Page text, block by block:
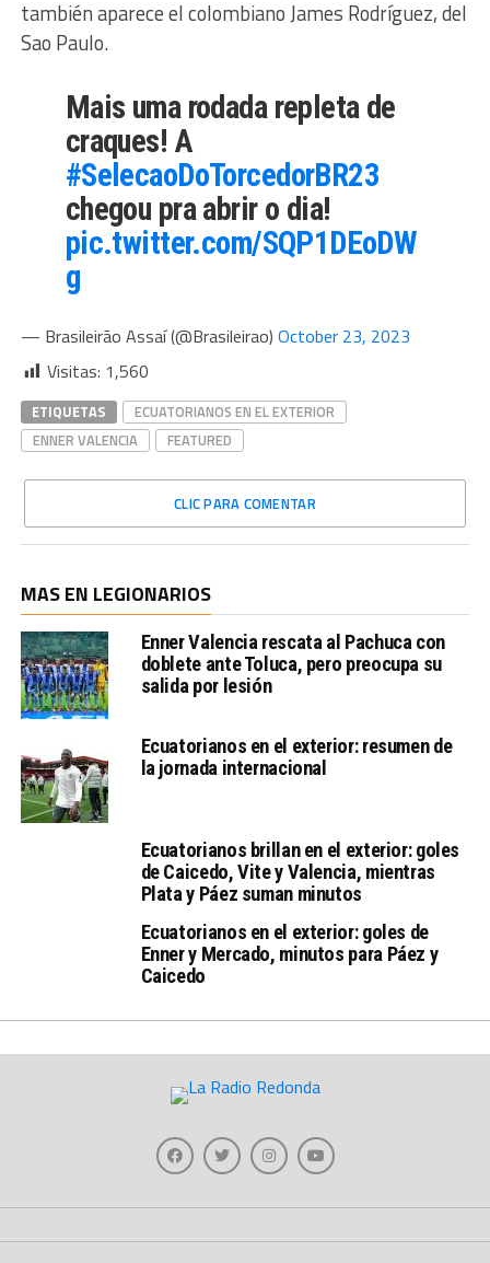
también aparece el colombiano James Rodríguez, del
Sao Paulo.
Mais uma rodada repleta de
craques! A
#SelecaoDoTorcedorBR23
chegou pra abrir o dia!
pic.twitter.com/SQP1DEoDW
g
— Brasileirão Assaí (@Brasileirao) October 23, 2023
Visitas: 1,560
ETIQUETAS
ECUATORIANOS EN EL EXTERIOR
ENNER VALENCIA
FEATURED
CLIC PARA COMENTAR
MAS EN LEGIONARIOS
Enner Valencia rescata al Pachuca con
doblete ante Toluca, pero preocupa su
salida por lesión
Ecuatorianos en el exterior: resumen de
la jornada internacional
Ecuatorianos brillan en el exterior: goles
de Caicedo, Vite y Valencia, mientras
Plata y Páez suman minutos
Ecuatorianos en el exterior: goles de
Enner y Mercado, minutos para Páez y
Caicedo